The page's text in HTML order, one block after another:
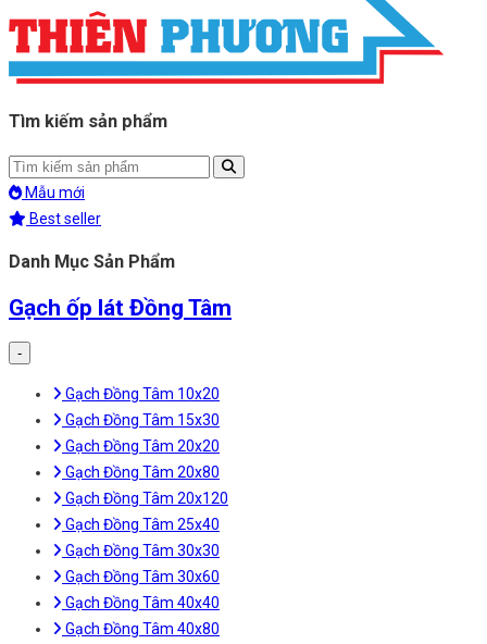
Tìm kiếm sản phẩm
Mẫu mới
Best seller
Danh Mục Sản Phẩm
Gạch ốp lát Đồng Tâm
-
Gạch Đồng Tâm 10x20
Gạch Đồng Tâm 15x30
Gạch Đồng Tâm 20x20
Gạch Đồng Tâm 20x80
Gạch Đồng Tâm 20x120
Gạch Đồng Tâm 25x40
Gạch Đồng Tâm 30x30
Gạch Đồng Tâm 30x60
Gạch Đồng Tâm 40x40
Gạch Đồng Tâm 40x80